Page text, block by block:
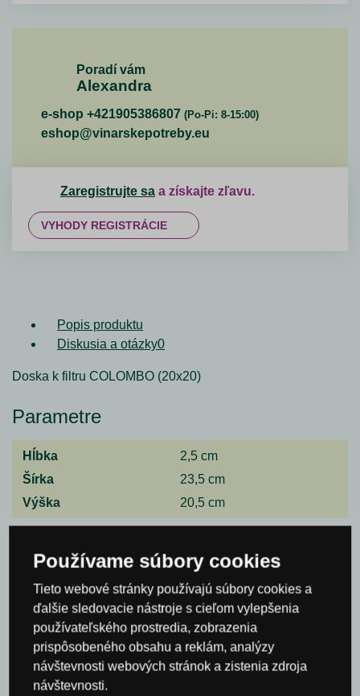
Poradí vám
Alexandra
e-shop +421905386807 (Po-Pi: 8-15:00)
eshop@vinarskepotreby.eu
Zaregistrujte sa a získajte zľavu.
VYHODY REGISTRÁCIE
Popis produktu
Diskusia a otázky0
Doska k filtru COLOMBO (20x20)
Parametre
Hĺbka
2,5 cm
Šírka
23,5 cm
Výška
20,5 cm
E-mail*
Používame súbory cookies
Tieto webové stránky používajú súbory cookies a
ďalšie sledovacie nástroje s cieľom vylepšenia
používateľského prostredia, zobrazenia
prispôsobeného obsahu a reklám, analýzy
návštevnosti webových stránok a zistenia zdroja
návštevnosti.